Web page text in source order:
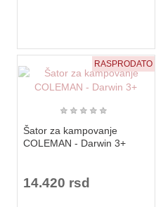
RASPRODATO
★ ★ ★ ★ ★
Šator za kampovanje
COLEMAN - Darwin 3+
14.420 rsd